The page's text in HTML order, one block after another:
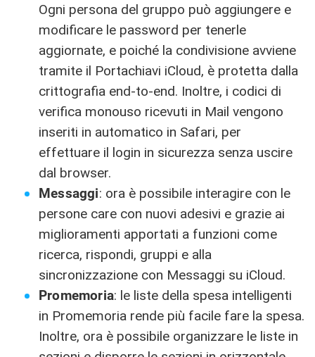
Ogni persona del gruppo può aggiungere e
modificare le password per tenerle
aggiornate, e poiché la condivisione avviene
tramite il Portachiavi iCloud, è protetta dalla
crittografia end-to-end. Inoltre, i codici di
verifica monouso ricevuti in Mail vengono
inseriti in automatico in Safari, per
effettuare il login in sicurezza senza uscire
dal browser.
Messaggi: ora è possibile interagire con le
persone care con nuovi adesivi e grazie ai
miglioramenti apportati a funzioni come
ricerca, rispondi, gruppi e alla
sincronizzazione con Messaggi su iCloud.
Promemoria: le liste della spesa intelligenti
in Promemoria rende più facile fare la spesa.
Inoltre, ora è possibile organizzare le liste in